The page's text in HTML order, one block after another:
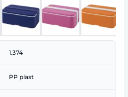
1.374
PP plast